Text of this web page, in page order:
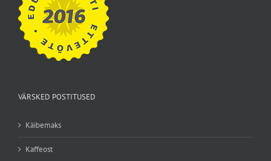
VÄRSKED POSTITUSED
Käibemaks
Kaffeost